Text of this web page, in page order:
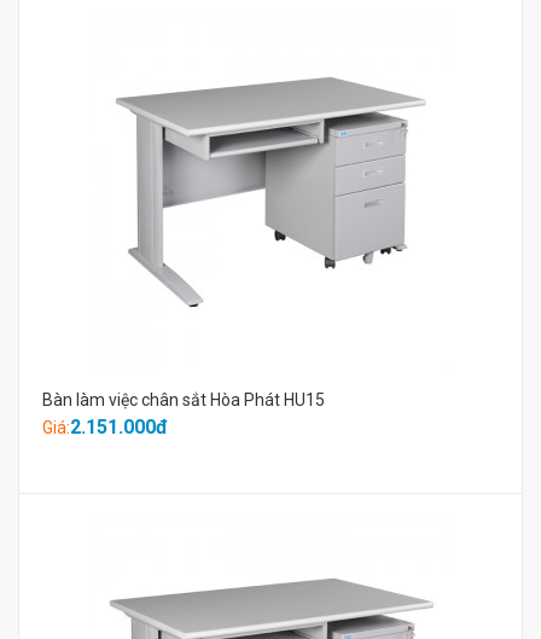
Bàn làm việc chân sắt Hòa Phát HU15
Giá:2.151.000đ